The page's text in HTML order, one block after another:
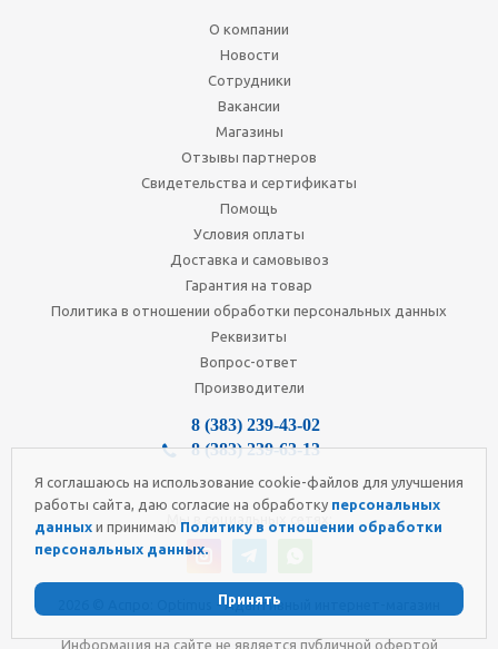
Я соглашаюсь на использование cookie-файлов для улучшения
работы сайта, даю согласие на обработку персональных
данных и принимаю Политику в отношении обработки
персональных данных.
Принять
О компании
Новости
Сотрудники
Вакансии
Магазины
Отзывы партнеров
Свидетельства и сертификаты
Помощь
Условия оплаты
Доставка и самовывоз
Гарантия на товар
Политика в отношении обработки персональных данных
Реквизиты
Вопрос-ответ
Производители
8 (383) 239-43-02
8 (383) 239-63-13
Мы в социальных сетях:
2026 © Аспро: Optimus - Адаптивный интернет-магазин
Информация на сайте не является публичной офертой